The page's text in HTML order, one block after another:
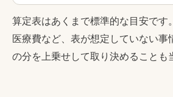
算定表はあくまで標準的な目安です
医療費など、表が想定していない事
の分を上乗せして取り決めることも